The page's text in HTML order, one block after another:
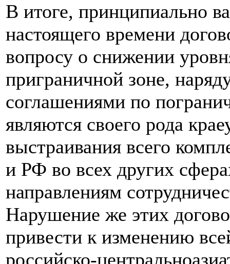
В итоге, принципиально
настоящего времени
вопросу о снижении
приграничной зоне,
соглашениями по
являются своего рода
выстраивания всего
и РФ во всех других
направлениям
Нарушение же этих
привести к изменению
российско-